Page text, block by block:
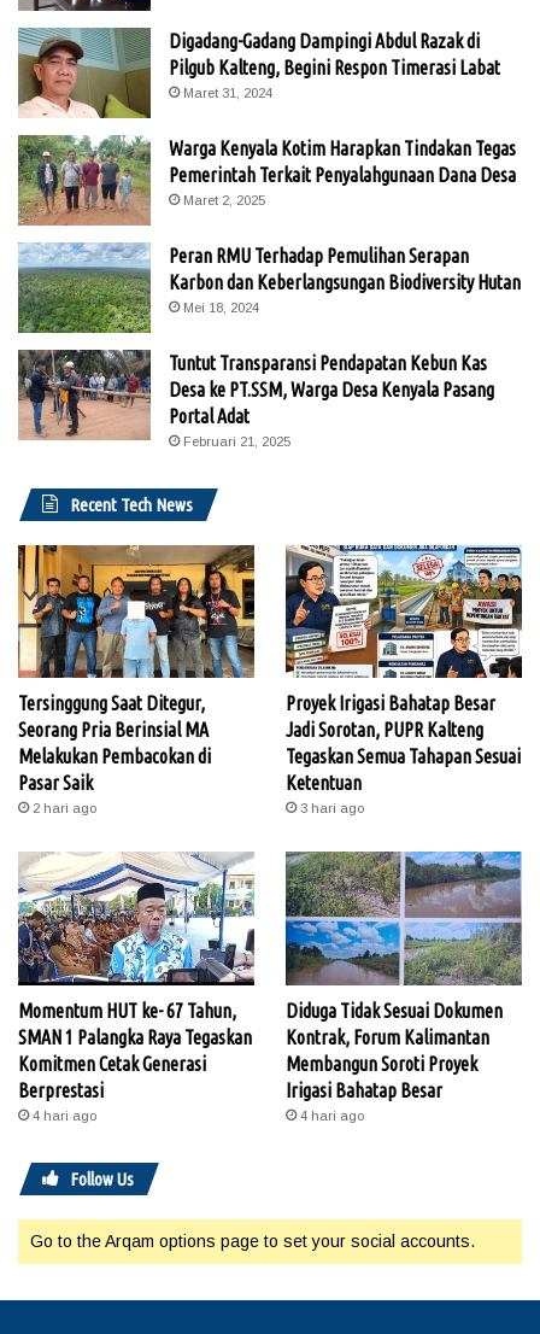
Digadang-Gadang Dampingi Abdul Razak di
Pilgub Kalteng, Begini Respon Timerasi Labat
Maret 31, 2024
Warga Kenyala Kotim Harapkan Tindakan Tegas
Pemerintah Terkait Penyalahgunaan Dana Desa
Maret 2, 2025
Peran RMU Terhadap Pemulihan Serapan
Karbon dan Keberlangsungan Biodiversity Hutan
Mei 18, 2024
Tuntut Transparansi Pendapatan Kebun Kas
Desa ke PT.SSM, Warga Desa Kenyala Pasang
Portal Adat
Februari 21, 2025
Recent Tech News
Tersinggung Saat Ditegur,
Seorang Pria Berinsial MA
Melakukan Pembacokan di
Pasar Saik
2 hari ago
Proyek Irigasi Bahatap Besar
Jadi Sorotan, PUPR Kalteng
Tegaskan Semua Tahapan Sesuai
Ketentuan
3 hari ago
Momentum HUT ke- 67 Tahun,
SMAN 1 Palangka Raya Tegaskan
Komitmen Cetak Generasi
Berprestasi
4 hari ago
Diduga Tidak Sesuai Dokumen
Kontrak, Forum Kalimantan
Membangun Soroti Proyek
Irigasi Bahatap Besar
4 hari ago
Follow Us
Go to the Arqam options page to set your social accounts.